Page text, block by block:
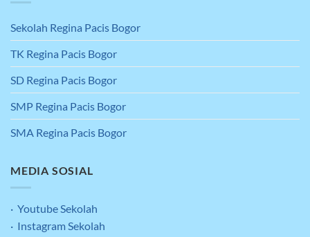
Sekolah Regina Pacis Bogor
TK Regina Pacis Bogor
SD Regina Pacis Bogor
SMP Regina Pacis Bogor
SMA Regina Pacis Bogor
MEDIA SOSIAL
· Youtube Sekolah
· Instagram Sekolah